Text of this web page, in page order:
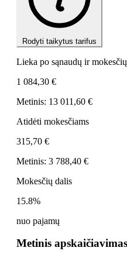
Rodyti taikytus tarifus
Lieka po sąnaudų ir mokesčių
1 084,30 €
Metinis: 13 011,60 €
Atidėti mokesčiams
315,70 €
Metinis: 3 788,40 €
Mokesčių dalis
15.8%
nuo pajamų
Metinis apskaičiavimas